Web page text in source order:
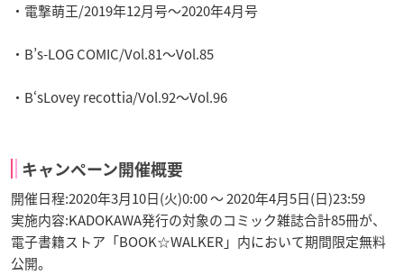
・電撃萌王/2019年12月号～2020年4月号
・B’s-LOG COMIC/Vol.81～Vol.85
・B‘sLovey recottia/Vol.92～Vol.96
キャンペーン開催概要
開催日程:2020年3月10日(火)0:00 ～ 2020年4月5日(日)23:59
実施内容:KADOKAWA発行の対象のコミック雑誌合計85冊が、
電子書籍ストア「BOOK☆WALKER」内において期間限定無料
公開。